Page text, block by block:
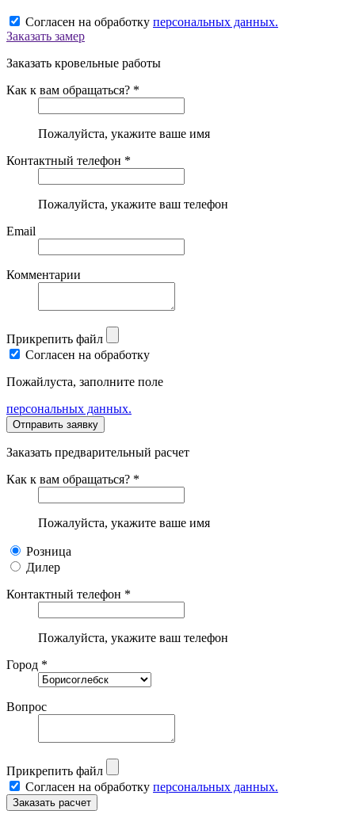
Согласен на обработку персональных данных.
Заказать замер
Заказать кровельные работы
Как к вам обращаться? *
Пожалуйста, укажите ваше имя
Контактный телефон *
Пожалуйста, укажите ваш телефон
Email
Комментарии
Прикрепить файл
Согласен на обработку
Пожайлуста, заполните поле
персональных данных.
Заказать предварительный расчет
Как к вам обращаться? *
Пожалуйста, укажите ваше имя
Розница
Дилер
Контактный телефон *
Пожалуйста, укажите ваш телефон
Город *
Вопрос
Прикрепить файл
Согласен на обработку персональных данных.